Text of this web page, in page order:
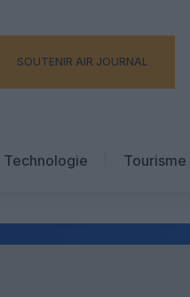
SOUTENIR AIR JOURNAL
Technologie
Tourisme
Hôtellerie